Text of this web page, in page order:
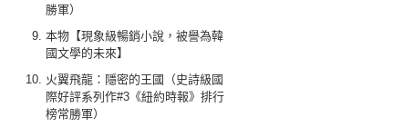
勝軍）
本物【現象級暢銷小說，被譽為韓
國文學的未來】
火翼飛龍：隱密的王國（史詩級國
際好評系列作#3《紐約時報》排行
榜常勝軍）